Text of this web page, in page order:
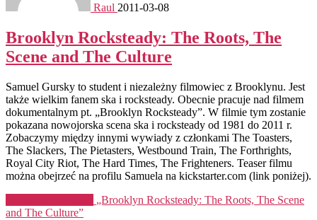
Raul 2011-03-08
Brooklyn Rocksteady: The Roots, The
Scene and The Culture
Samuel Gursky to student i niezależny filmowiec z Brooklynu. Jest
także wielkim fanem ska i rocksteady. Obecnie pracuje nad filmem
dokumentalnym pt. „Brooklyn Rocksteady”. W filmie tym zostanie
pokazana nowojorska scena ska i rocksteady od 1981 do 2011 r.
Zobaczymy między innymi wywiady z członkami The Toasters,
The Slackers, The Pietasters, Westbound Train, The Forthrights,
Royal City Riot, The Hard Times, The Frighteners. Teaser filmu
można obejrzeć na profilu Samuela na kickstarter.com (link poniżej).
„Brooklyn Rocksteady: The Roots, The Scene
and The Culture”